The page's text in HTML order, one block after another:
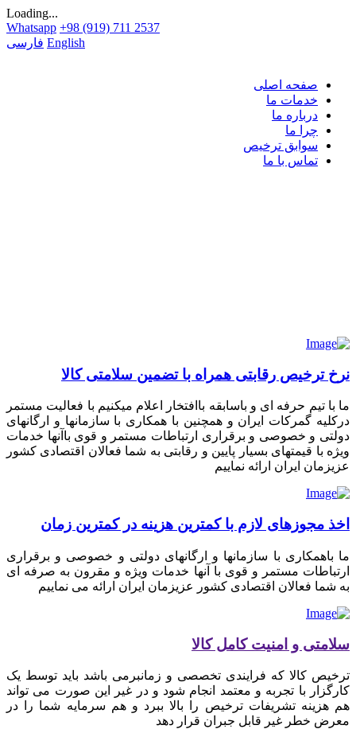
Loading...
Whatsapp +98 (919) 711 2537
فارسی English
صفحه اصلی
خدمات ما
درباره ما
چرا ما
سوابق ترخیص
تماس با ما
نرخ ترخیص رقابتی همراه با تضمین سلامتی کالا
ما با تیم حرفه ای و باسابقه باافتخار اعلام میکنیم با فعالیت مستمر
درکلیه گمرکات ایران و همچنین با همکاری با سازمانها و ارگانهای
دولتی و خصوصی و برقراری ارتباطات مستمر و قوی باآنها خدمات
ویژه با قیمتهای بسیار پایین و رقابتی به شما فعالان اقتصادی کشور
عزیزمان ایران ارائه نماییم
اخذ مجوزهای لازم با کمترین هزینه در کمترین زمان
ما باهمکاری با سازمانها و ارگانهای دولتی و خصوصی و برقراری
ارتباطات مستمر و قوی با آنها خدمات ویژه و مقرون به صرفه ای
به شما فعالان اقتصادی کشور عزیزمان ایران ارائه می نماییم
سلامتی و امنیت کامل کالا
ترخیص کالا که فرایندی تخصصی و زمانبرمی باشد باید توسط یک
کارگزار با تجربه و معتمد انجام شود و در غیر این صورت می تواند
هم هزینه تشریفات ترخیص را بالا ببرد و هم سرمایه شما را در
معرض خطر غیر قابل جبران قرار دهد